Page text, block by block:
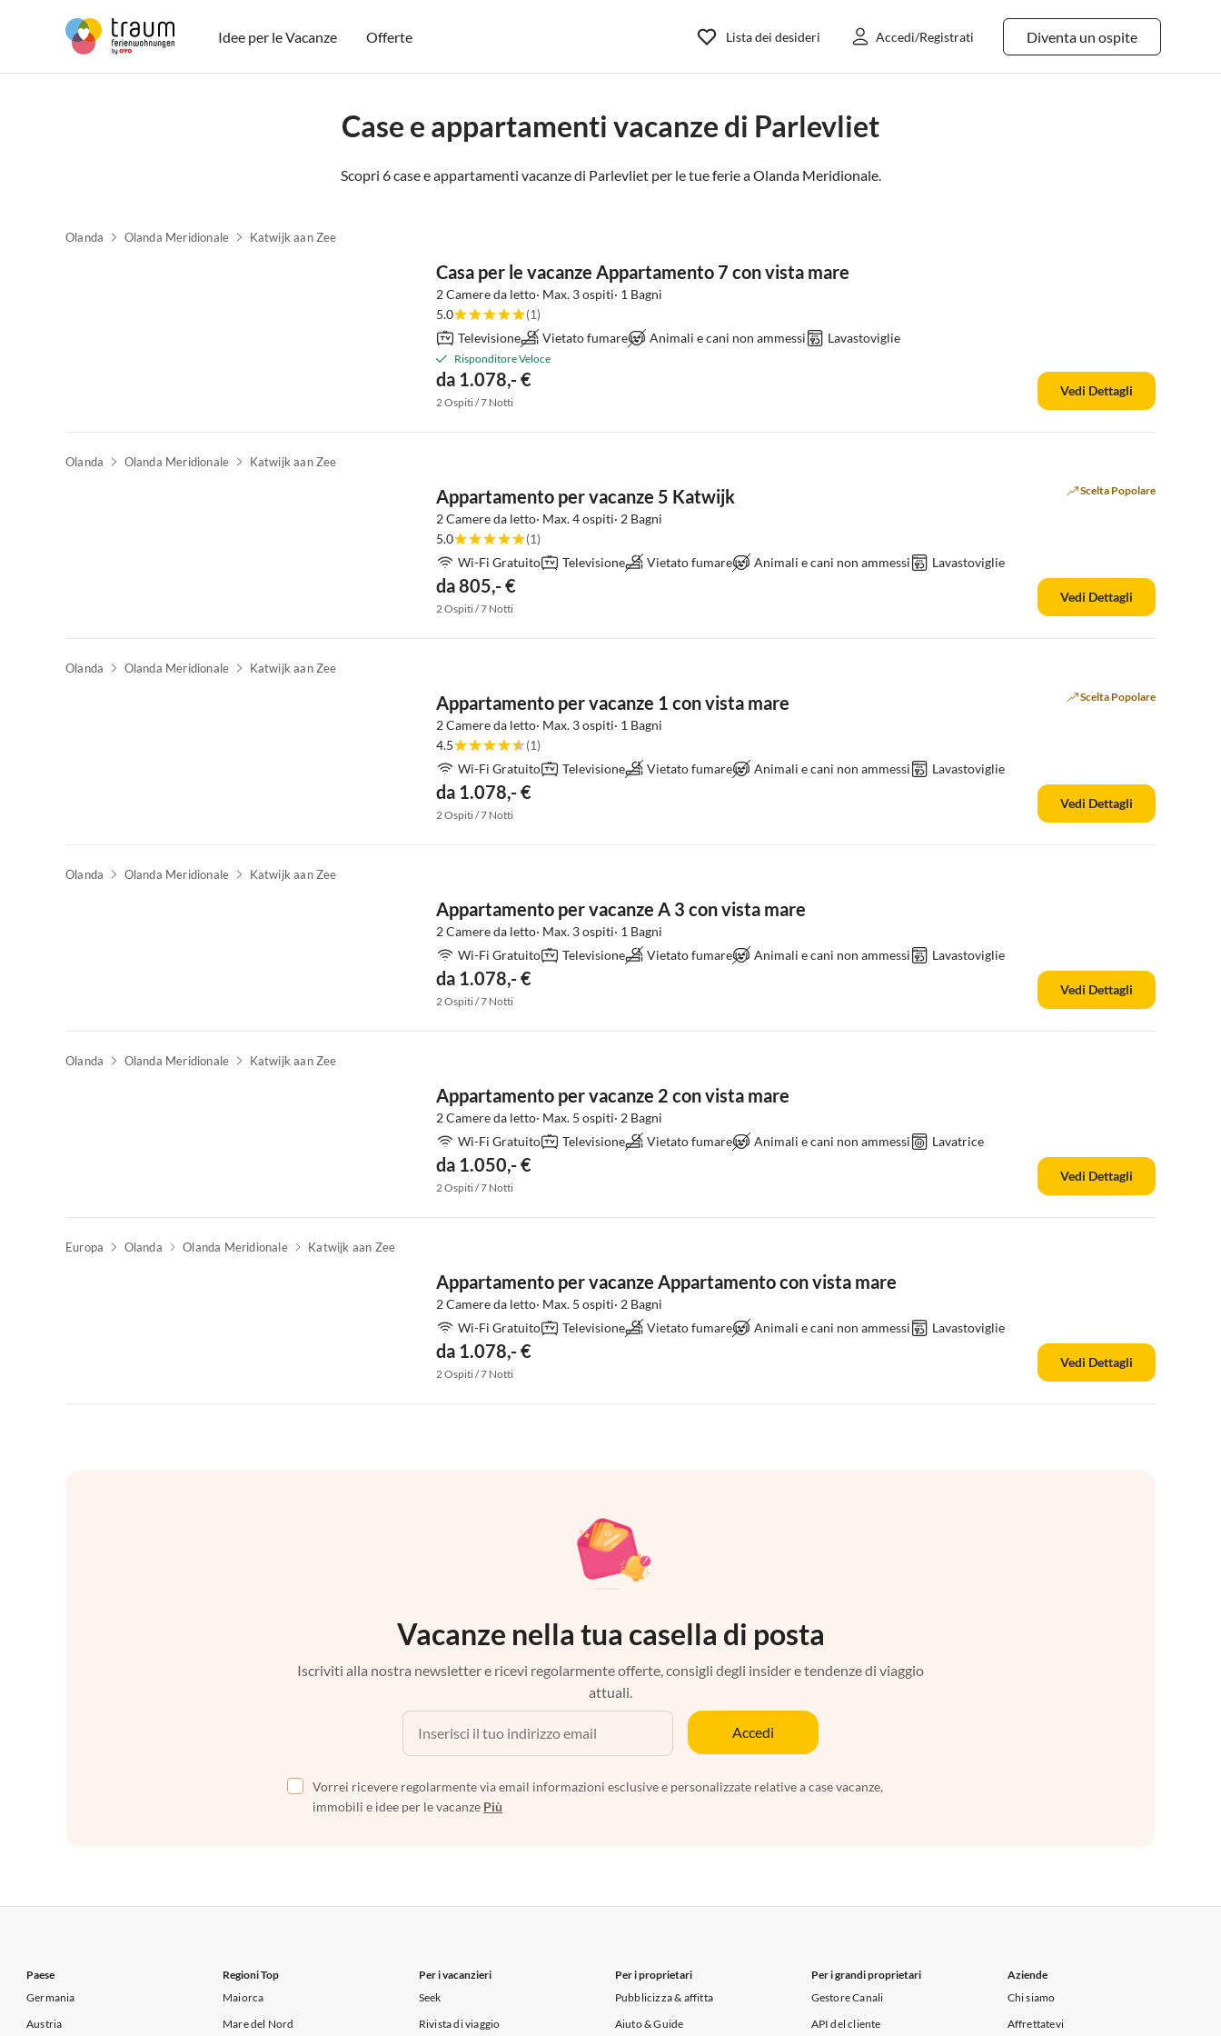
Idee per le Vacanze Offerte Diventa un ospite
Lista dei desideri Accedi/Registrati
Case e appartamenti vacanze di Parlevliet
Scopri 6 case e appartamenti vacanze di Parlevliet per le tue ferie aOlanda Meridionale.
Olanda Olanda Meridionale Katwijk aan Zee
Casa per le vacanze Appartamento 7 con vista mare
2 Camere da letto· Max. 3 ospiti· 1 Bagni
5.0
(1)
Televisione
Vietato fumare Animali e cani non ammessi Lavastoviglie
Risponditore Veloce
da 1.078,- €
2 Ospiti / 7 Notti
Vedi Dettagli
Olanda Olanda Meridionale Katwijk aan Zee
Appartamento per vacanze 5 Katwijk Scelta Popolare
2 Camere da letto· Max. 4 ospiti· 2 Bagni
5.0
(1)
Wi-Fi Gratuito
Televisione Vietato fumare Animali e cani non ammessi Lavastoviglie
da 805,- €
2 Ospiti / 7 Notti
Vedi Dettagli
Olanda Olanda Meridionale Katwijk aan Zee
Appartamento per vacanze 1 con vista mare Scelta Popolare
2 Camere da letto· Max. 3 ospiti· 1 Bagni
4.5
(1)
Wi-Fi Gratuito
Televisione Vietato fumare Animali e cani non ammessi Lavastoviglie
da 1.078,- €
2 Ospiti / 7 Notti
Vedi Dettagli
Olanda Olanda Meridionale Katwijk aan Zee
Appartamento per vacanze A 3 con vista mare
2 Camere da letto· Max. 3 ospiti· 1 Bagni
Wi-Fi Gratuito
Televisione Vietato fumare Animali e cani non ammessi Lavastoviglie
da 1.078,- €
2 Ospiti / 7 Notti
Vedi Dettagli
Olanda Olanda Meridionale Katwijk aan Zee
Appartamento per vacanze 2 con vista mare
2 Camere da letto· Max. 5 ospiti· 2 Bagni
Wi-Fi Gratuito
Televisione Vietato fumare Animali e cani non ammessi Lavatrice
da 1.050,- €
2 Ospiti / 7 Notti
Vedi Dettagli
Europa Olanda Olanda Meridionale Katwijk aan Zee
Appartamento per vacanze Appartamento con vista mare
2 Camere da letto· Max. 5 ospiti· 2 Bagni
Wi-Fi Gratuito
Televisione Vietato fumare Animali e cani non ammessi Lavastoviglie
da 1.078,- €
2 Ospiti / 7 Notti
Vedi Dettagli
Vacanze nella tua casella di posta
Iscriviti alla nostra newsletter e ricevi regolarmente offerte, consigli degli insider e tendenze di viaggio
attuali.
Accedi
Vorrei ricevere regolarmente via email informazioni esclusive e personalizzate relative a case vacanze,
immobili e idee per le vacanze Più
Paese
Germania
Austria
Regioni Top
Maiorca
Mare del Nord
Per i vacanzieri
Seek
Rivista di viaggio
Per i proprietari
Pubblicizza & affitta
Aiuto & Guide
Per i grandi proprietari
Gestore Canali
API del cliente
Aziende
Chi siamo
Affrettatevi